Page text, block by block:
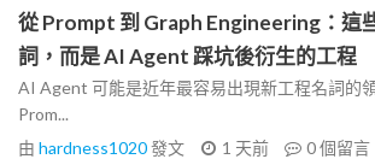
從 Prompt 到 Graph Engineering：這
詞，而是 AI Agent 踩坑後衍生的工程
AI Agent 可能是近年最容易出現新工程名詞的
Prom...
由 hardness1020發文 1 天前 0個留言